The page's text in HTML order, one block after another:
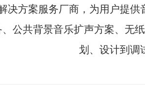
决方案服务厂商，为用户提
公共背景音乐扩声方案、无
划、设计到调